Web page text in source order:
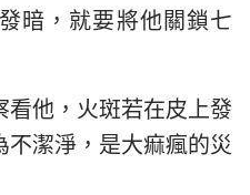
暗，就要將他關鎖七
看他，火斑若在皮上發
潔淨，是大痲瘋的災